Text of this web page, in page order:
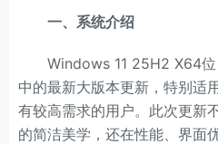
一、系统介绍
Windows 11 25H2 X64位
中的最新大版本更新，特别适
有较高需求的用户。此次更新
的简洁美学，还在性能、界面